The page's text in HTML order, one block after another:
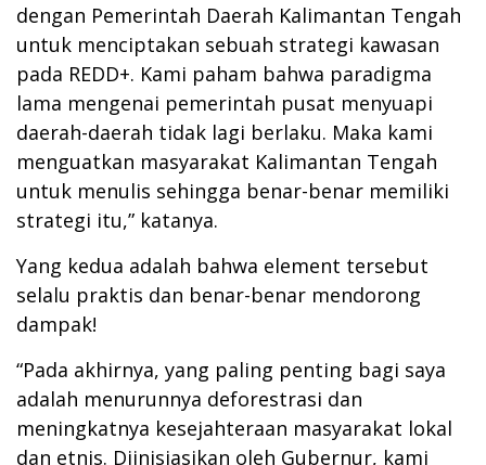
dengan Pemerintah Daerah Kalimantan Tengah
untuk menciptakan sebuah strategi kawasan
pada REDD+. Kami paham bahwa paradigma
lama mengenai pemerintah pusat menyuapi
daerah-daerah tidak lagi berlaku. Maka kami
menguatkan masyarakat Kalimantan Tengah
untuk menulis sehingga benar-benar memiliki
strategi itu,” katanya.
Yang kedua adalah bahwa element tersebut
selalu praktis dan benar-benar mendorong
dampak!
“Pada akhirnya, yang paling penting bagi saya
adalah menurunnya deforestrasi dan
meningkatnya kesejahteraan masyarakat lokal
dan etnis. Diinisiasikan oleh Gubernur, kami